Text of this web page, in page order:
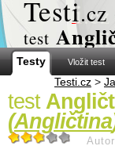
Testi.cz
test
Testy Vložit test
Testi.cz >
test
(Angličtina